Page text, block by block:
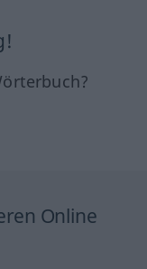
Online